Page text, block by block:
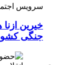
سرویس
خیرین
جنگی